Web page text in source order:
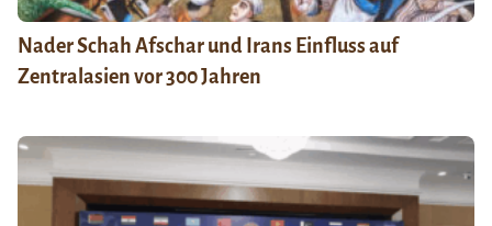
Nader Schah Afschar und Irans Einfluss auf
Zentralasien vor 300 Jahren